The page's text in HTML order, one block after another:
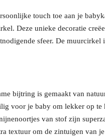
touch toe aan je
Deze unieke decoratie
sfeer. De muurcirkel
bijtring is gemaakt van
voor je baby om lekker op te
van stof zijn
textuur om de zintuigen van